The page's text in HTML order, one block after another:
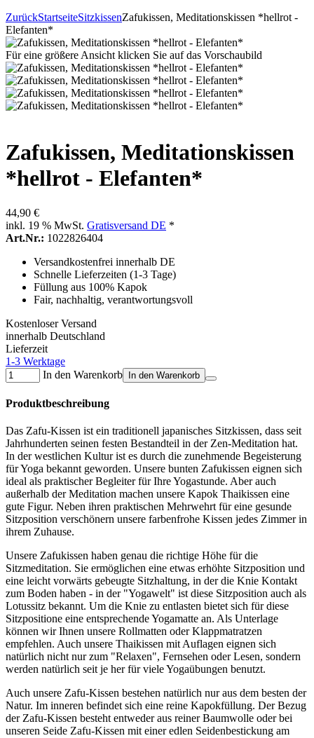
ZurückStartseiteSitzkissenZafukissen, Meditationskissen *hellrot -
Elefanten*
Für eine größere Ansicht klicken Sie auf das Vorschaubild
Zafukissen, Meditationskissen
*hellrot - Elefanten*
44,90 €
inkl. 19 % MwSt. Gratisversand DE *
Art.Nr.: 1022826404
Versandkostenfrei innerhalb DE
Schnelle Lieferzeiten (1-3 Tage)
Füllung aus 100% Kapok
Fair, nachhaltig, verantwortungsvoll
Kostenloser Versand
innerhalb Deutschland
Lieferzeit
1-3 Werktage
In den Warenkorb
In den Warenkorb
Produktbeschreibung
Das Zafu-Kissen ist ein traditionell japanisches Sitzkissen, dass seit
Jahrhunderten seinen festen Bestandteil in der Zen-Meditation hat.
In der westlichen Kultur ist es durch die zunehmende Begeisterung
für Yoga bekannt geworden. Unsere bunten Zafukissen eignen sich
ideal als praktischer Begleiter für Ihre Yogastunde. Aber auch
außerhalb der Meditation machen unsere Kapok Thaikissen eine
gute Figur. Neben ihren praktischen Mehrwehrt für eine gesunde
Sitzposition verschönern unsere farbenfrohe Kissen jedes Zimmer in
ihrem Zuhause.
Unsere Zafukissen haben genau die richtige Höhe für die
Sitzmeditation. Sie ermöglichen eine etwas erhöhte Sitzposition und
eine leicht vorwärts gebeugte Sitzhaltung, in der die Knie Kontakt
zum Boden haben - in der "Yogawelt" ist diese Sitzposition auch als
Lotussitz bekannt. Um die Knie zu entlasten bietet sich für diese
Sitzpositione eine entsprechende Yogamatte an. Als Unterlage
können wir Ihnen unsere Rollmatten oder Klappmatratzen
empfehlen. Auch unsere Thaikissen mit Auflagen eignen sich
natürlich nicht nur zum "Relaxen", Fernsehen oder Lesen, sondern
werden natürlich seit je her für viele Yogaübungen benutzt.
Auch unsere Zafu-Kissen bestehen natürlich nur aus dem besten der
Natur. Im inneren befindet sich eine reine Kapokfüllung. Der Bezug
der Zafu-Kissen besteht entweder aus reiner Baumwolle oder bei
unseren Seide Zafu-Kissen mit einer edlen Seidenbestickung am